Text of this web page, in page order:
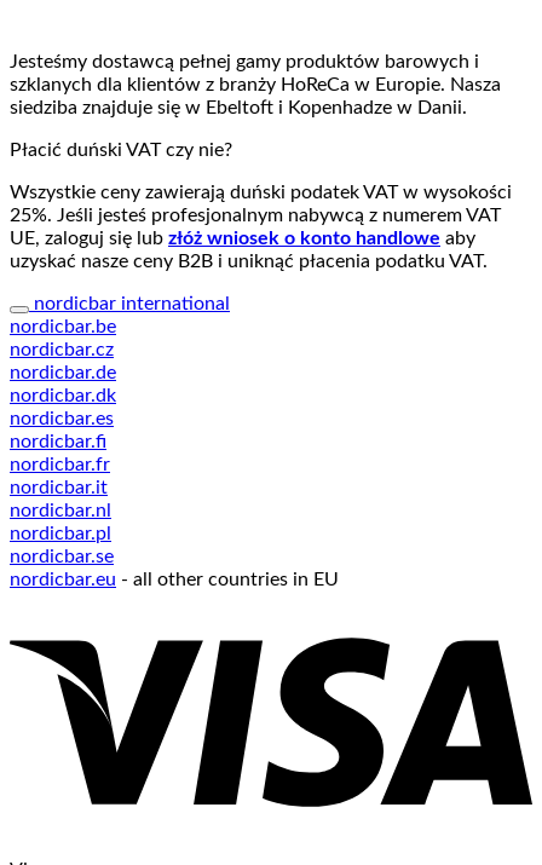
Jesteśmy dostawcą pełnej gamy produktów barowych i
szklanych dla klientów z branży HoReCa w Europie. Nasza
siedziba znajduje się w Ebeltoft i Kopenhadze w Danii.
Płacić duński VAT czy nie?
Wszystkie ceny zawierają duński podatek VAT w wysokości
25%. Jeśli jesteś profesjonalnym nabywcą z numerem VAT
UE, zaloguj się lub złóż wniosek o konto handlowe aby
uzyskać nasze ceny B2B i uniknąć płacenia podatku VAT.
nordicbar international
nordicbar.be
nordicbar.cz
nordicbar.de
nordicbar.dk
nordicbar.es
nordicbar.fi
nordicbar.fr
nordicbar.it
nordicbar.nl
nordicbar.pl
nordicbar.se
nordicbar.eu - all other countries in EU